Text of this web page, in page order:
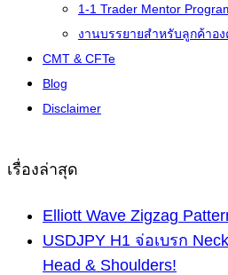
1-1 Trader Mentor
งานบรรยายสำหรับลูกค้าอง
CMT & CFTe
Blog
Disclaimer
เรื่องล่าสุด
Elliott Wave Zigzag
USDJPY H1 จ่อเบรก
Head & Shoulders!